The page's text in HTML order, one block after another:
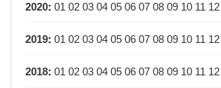
2020: 01 02 03 04 05 06 07 08 09 10 11 12
2019: 01 02 03 04 05 06 07 08 09 10 11 12
2018: 01 02 03 04 05 06 07 08 09 10 11 12